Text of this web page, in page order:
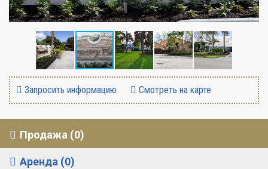
Запросить информацию Смотреть на карте
Продажа (0)
Аренда (0)